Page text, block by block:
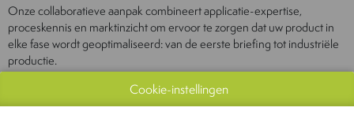
Onze collaboratieve aanpak combineert applicatie-expertise,
proceskennis en marktinzicht om ervoor te zorgen dat uw product in
elke fase wordt geoptimaliseerd: van de eerste briefing tot industriële
productie.
Cookie-instellingen